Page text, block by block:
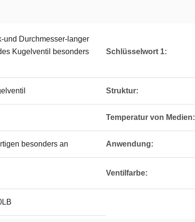
und Durchmesser-langer
Kugelventil besonders
Schlüsselwort 1:
Struktur:
Temperatur von Medien:
besonders an Anwendung:
Ventilfarbe: